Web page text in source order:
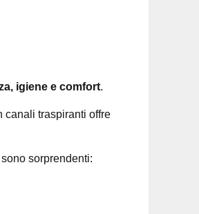
igiene e comfort.
canali traspiranti offre
sorprendenti: